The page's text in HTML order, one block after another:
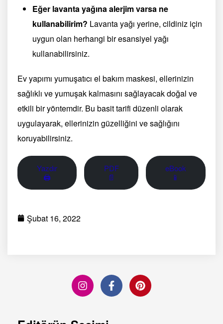
Eğer lavanta yağına alerjim varsa ne
kullanabilirim? Lavanta yağı yerine, cildiniz için
uygun olan herhangi bir esansiyel yağı
kullanabilirsiniz.
Ev yapımı yumuşatıcı el bakım maskesi, ellerinizin
sağlıklı ve yumuşak kalmasını sağlayacak doğal ve
etkili bir yöntemdir. Bu basit tarifi düzenli olarak
uygulayarak, ellerinizin güzelliğini ve sağlığını
koruyabilirsiniz.
Yazdır
🖨
PDF
📄
eBook
📱
Şubat 16, 2022